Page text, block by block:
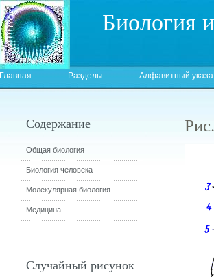
Биология
Главная Разделы Алфавитный
Содержание
Общая биология
Биология человека
Молекулярная биология
Медицина
Случайный рисунок